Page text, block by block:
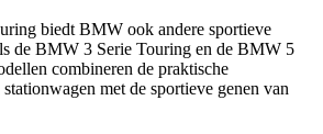
biedt BMW ook andere sportieve
de BMW 3 Serie Touring en de BMW 5
combineren de praktische
met de sportieve genen van